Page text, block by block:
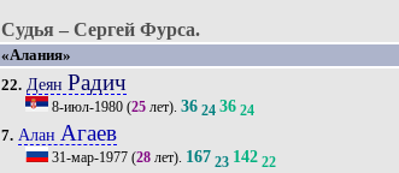
Судья – Сергей Фурса.
«Алания»
22. Деян Радич
8-июл-1980 (25 лет).36 24 36 24
7. АланАгаев
31-мар-1977 (28 лет). 167 23 142 22